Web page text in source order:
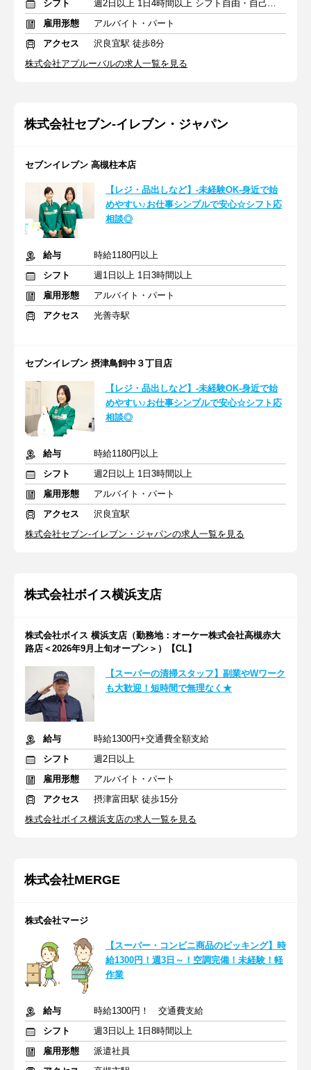
シフト
週2日以上 1日4時間以上 シフト自由・自己申告
雇用形態
アルバイト・パート
アクセス
沢良宜駅 徒歩8分
株式会社アプルーバルの求人一覧を見る
株式会社セブン-イレブン・ジャパン
セブンイレブン 高槻柱本店
【レジ・品出しなど】-未経験OK-身近で始
めやすい♪お仕事シンプルで安心☆シフト応
相談◎
給与
時給1180円以上
シフト
週1日以上 1日3時間以上
雇用形態
アルバイト・パート
アクセス
光善寺駅
セブンイレブン 摂津鳥飼中３丁目店
【レジ・品出しなど】-未経験OK-身近で始
めやすい♪お仕事シンプルで安心☆シフト応
相談◎
給与
時給1180円以上
シフト
週2日以上 1日3時間以上
雇用形態
アルバイト・パート
アクセス
沢良宜駅
株式会社セブン-イレブン・ジャパンの求人一覧を見る
株式会社ボイス横浜支店
株式会社ボイス 横浜支店（勤務地：オーケー株式会社高槻赤大
路店＜2026年9月上旬オープン＞）【CL】
【スーパーの清掃スタッフ】副業やWワーク
も大歓迎！短時間で無理なく★
給与
時給1300円+交通費全額支給
シフト
週2日以上
雇用形態
アルバイト・パート
アクセス
摂津富田駅 徒歩15分
株式会社ボイス横浜支店の求人一覧を見る
株式会社MERGE
株式会社マージ
【スーパー・コンビニ商品のピッキング】時
給1300円！週3日～！空調完備！未経験！軽
作業
給与
時給1300円！ 交通費支給
シフト
週3日以上 1日8時間以上
雇用形態
派遣社員